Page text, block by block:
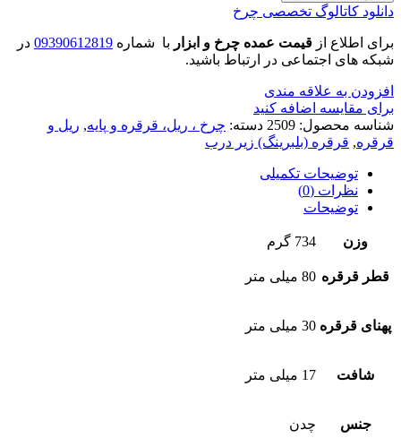
دانلود کاتالوگ تخصصی چرخ
برای اطلاع از قیمت عمده چرخ و ابزار با شماره 09390612819 در
شبکه های اجتماعی در ارتباط باشید.
افزودن به علاقه مندی
برای مقایسه اضافه کنید
شناسه محصول: 2509 دسته: چرخ ، ریل، قرقره و پایه, ریل و
قرقره, قرقره (بلبرینگ) زیر درب
توضیحات تکمیلی
نظرات (0)
توضیحات
وزن 734 گرم
قطر قرقره 80 میلی متر
پهنای قرقره 30 میلی متر
شافت 17 میلی متر
جنس چدن